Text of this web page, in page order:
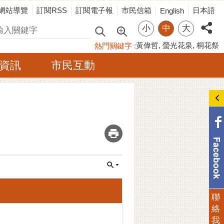
站導覽 訂閱RSS 訂閱電子報 市民信箱 English 日本語
小 中 大
熱門關鍵字 黃偉哲 螢光花泉 桐花祭
訊 市民互動
_
聯
絡
我